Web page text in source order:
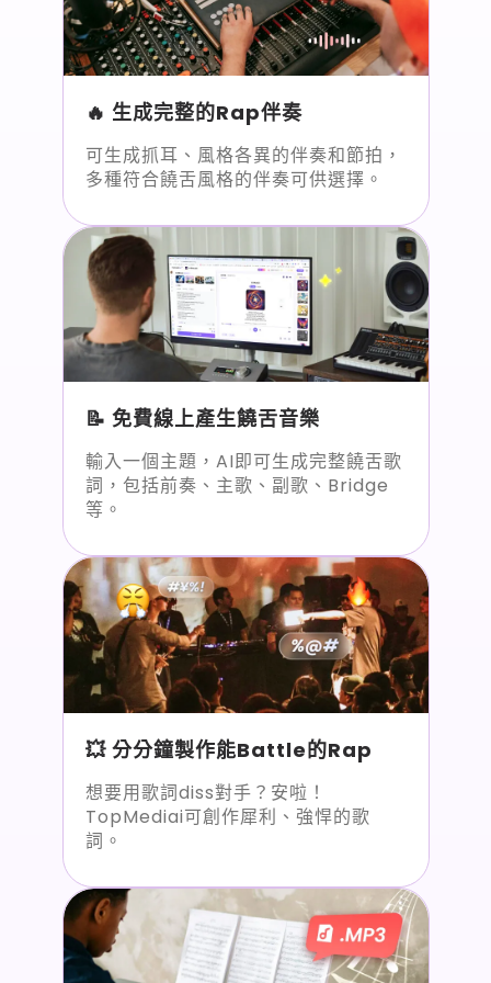
🔥 生成完整的Rap伴奏
可生成抓耳、風格各異的伴奏和節拍，
多種符合饒舌風格的伴奏可供選擇。
📝 免費線上產生饒舌音樂
輸入一個主題，AI即可生成完整饒舌歌
詞，包括前奏、主歌、副歌、Bridge
等。
💥 分分鐘製作能Battle的Rap
想要用歌詞diss對手？安啦！
TopMediai可創作犀利、強悍的歌
詞。